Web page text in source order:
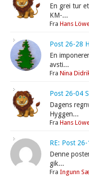
En grei tur
KM-...
FraHans
Post 26-28
En
avsti...
FraNina
Post 26-04
Dagens
Hyggen...
FraHans
RE: Post
Denne
gik...
FraIngunn